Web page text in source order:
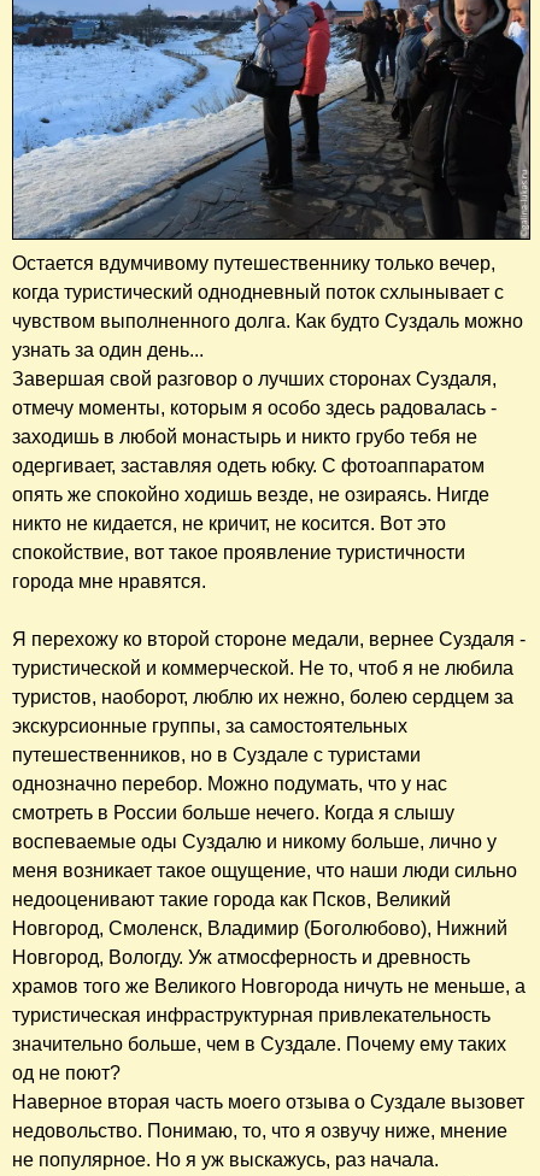
Остается вдумчивому путешественнику только вечер,
когда туристический однодневный поток схлынывает с
чувством выполненного долга. Как будто Суздаль можно
узнать за один день...
Завершая свой разговор о лучших сторонах Суздаля,
отмечу моменты, которым я особо здесь радовалась -
заходишь в любой монастырь и никто грубо тебя не
одергивает, заставляя одеть юбку. С фотоаппаратом
опять же спокойно ходишь везде, не озираясь. Нигде
никто не кидается, не кричит, не косится. Вот это
спокойствие, вот такое проявление туристичности
города мне нравятся.
Я перехожу ко второй стороне медали, вернее Суздаля -
туристической и коммерческой. Не то, чтоб я не любила
туристов, наоборот, люблю их нежно, болею сердцем за
экскурсионные группы, за самостоятельных
путешественников, но в Суздале с туристами
однозначно перебор. Можно подумать, что у нас
смотреть в России больше нечего. Когда я слышу
воспеваемые оды Суздалю и никому больше, лично у
меня возникает такое ощущение, что наши люди сильно
недооценивают такие города как Псков, Великий
Новгород, Смоленск, Владимир (Боголюбово), Нижний
Новгород, Вологду. Уж атмосферность и древность
храмов того же Великого Новгорода ничуть не меньше, а
туристическая инфраструктурная привлекательность
значительно больше, чем в Суздале. Почему ему таких
од не поют?
Наверное вторая часть моего отзыва о Суздале вызовет
недовольство. Понимаю, то, что я озвучу ниже, мнение
не популярное. Но я уж выскажусь, раз начала.